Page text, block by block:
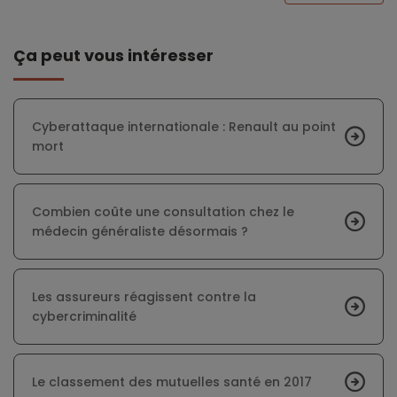
Ça peut vous intéresser
Cyberattaque internationale : Renault au point
mort
Combien coûte une consultation chez le
médecin généraliste désormais ?
Les assureurs réagissent contre la
cybercriminalité
Le classement des mutuelles santé en 2017